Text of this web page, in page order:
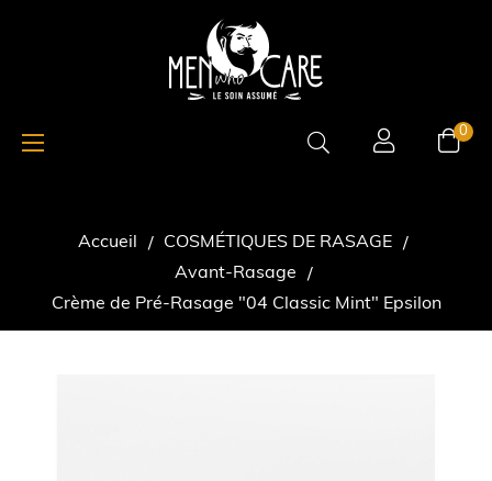
0
Basculer
la
☰
Accueil
COSMÉTIQUES DE RASAGE
Avant-Rasage
Crème de Pré-Rasage "04 Classic Mint" Epsilon